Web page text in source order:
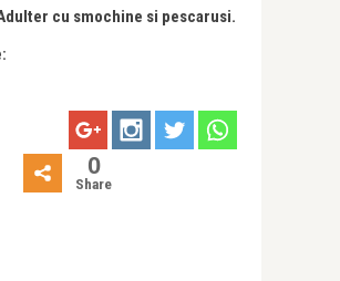
cu smochine si pescarusi.
0
Share